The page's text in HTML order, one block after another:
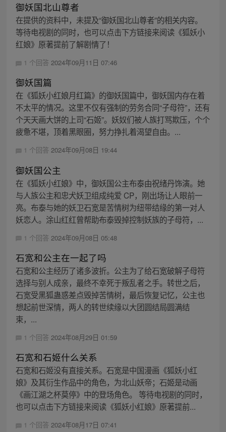
御妖国北山尊者
在提供的资料中，未提及“御妖国北山尊者”的相关内容。
等待电视剧的同时，也可以点击下方链接来阅读《狐妖小
红娘》原著提前了解剧情了！
1 个回答 2024年09月11日 07:46
御妖国篇
在《狐妖小红娘月红篇》的御妖国篇中，御妖国内存在着
不太平的情况。这里不仅有强制的劳务合同“子母符”，还有
个天天画大饼的上司“石姬”。妖奴们被人族打骂欺压，个个
疲惫不堪，顶着黑眼圈，努力挣扎着渴望自由。...
1 个回答 2024年09月08日 19:44
御妖国公主
在《狐妖小红娘》中，御妖国公主布泰由祝绪丹饰演。她
与人族公主和忠犬妖卫组成纯爱 CP，刚出场让人眼前一
亮。布泰与她的妖卫石宽是苦情树为纽带结缘的第一对人
妖恋人。涂山红红曾帮助布泰毁掉控制妖族的子母符，...
1 个回答 2024年09月08日 05:48
石宽和公主在一起了吗
石宽和公主经历了诸多波折。公主为了给石宽破解子母符
选择与别人成亲，最终不幸死于叛乱者之手。转世之后，
石宽受黑狐蛊惑差点毁掉苦情树，最后恢复记忆，公主也
想起前世深情，两人的转世续缘以大团圆结局圆满结
束，...
1 个回答 2024年08月29日 01:59
石宽和石姬什么关系
石宽和石姬没有直接关系。石宽是中国漫画《狐妖小红
娘》及其衍生作品中的角色，为北山妖帝；石姬是动画
《画江湖之杯莫停》中的登场角色。 等待电视剧的同时，
也可以点击下方链接来阅读《狐妖小红娘》原著提前...
1 个回答 2024年08月17日 07:41